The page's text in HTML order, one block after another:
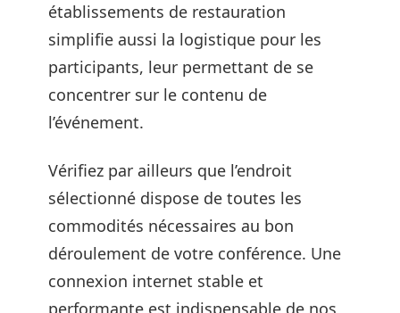
établissements de restauration
simplifie aussi la logistique pour les
participants, leur permettant de se
concentrer sur le contenu de
l’événement.
Vérifiez par ailleurs que l’endroit
sélectionné dispose de toutes les
commodités nécessaires au bon
déroulement de votre conférence. Une
connexion internet stable et
performante est indispensable de nos